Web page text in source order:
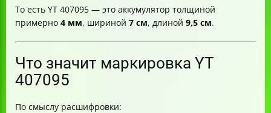
То есть YT 407095 — это аккумулятор толщиной
примерно 4 мм, шириной 7 см, длиной 9,5 см.
Что значит маркировка YT
407095
По смыслу расшифровки: